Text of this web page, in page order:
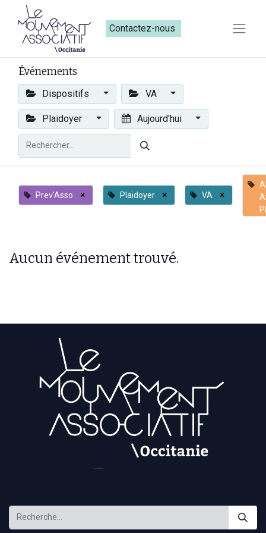
Contactez-nous​​
Événements
Dispositifs VA
Plaidoyer Aujourd'hui
Prev'Asso × Plaidoyer × VA ×
Aucun événement trouvé.